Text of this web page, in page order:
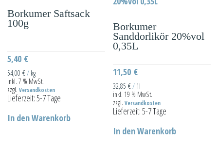
Die
Produktseite
Borkumer Saftsack
100g
5,40 €
54,00 € / kg
inkl. 7 % MwSt.
zzgl. Versandkosten
Lieferzeit:5-7 Tage
In den Warenkorb
Borkumer
Sanddorlikör 20%vol
0,35L
11,50 €
32,85€ / 1l
inkl. 19 % MwSt.
zzgl.Versandkosten
Lieferzeit:5-7 Tage
In den Warenkorb